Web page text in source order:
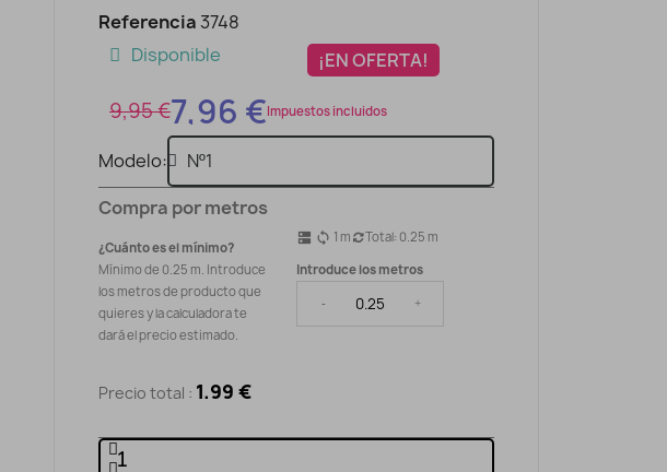
Referencia 3748
Disponible
¡EN OFERTA!
9,95 €7,96 €Impuestos incluidos
Modelo
Compra por metros
¿Cuánto es el mínimo?
Mínimo de 0.25 m. Introduce
los metros de producto que
quieres y la calculadora te
dará el precio estimado.
dns sync 1 m Total: 0.25 m
Introduce los metros
- +
Precio total : 1.99 €